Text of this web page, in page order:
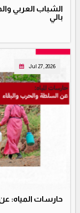
الشباب العربي
بالي
Jul 27, 2026
حارسات المياه: